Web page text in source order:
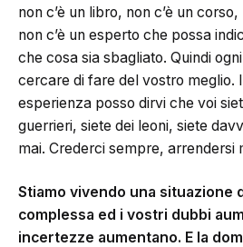
non c’è un libro, non c’è un
non c’è un esperto che possa
che cosa sia sbagliato. Quindi
cercare di fare del vostro meglio.
esperienza posso dirvi che voi
guerrieri, siete dei leoni, siete
mai. Crederci sempre, arrendersi
Stiamo vivendo una situazione
complessa ed i vostri dubbi
incertezze aumentano. E la